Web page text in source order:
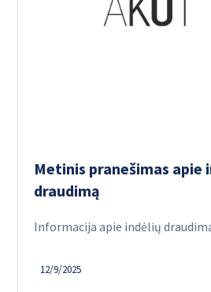
Metinis pranešimas apie
draudimą
Informacija apie indėlių
12/9/2025